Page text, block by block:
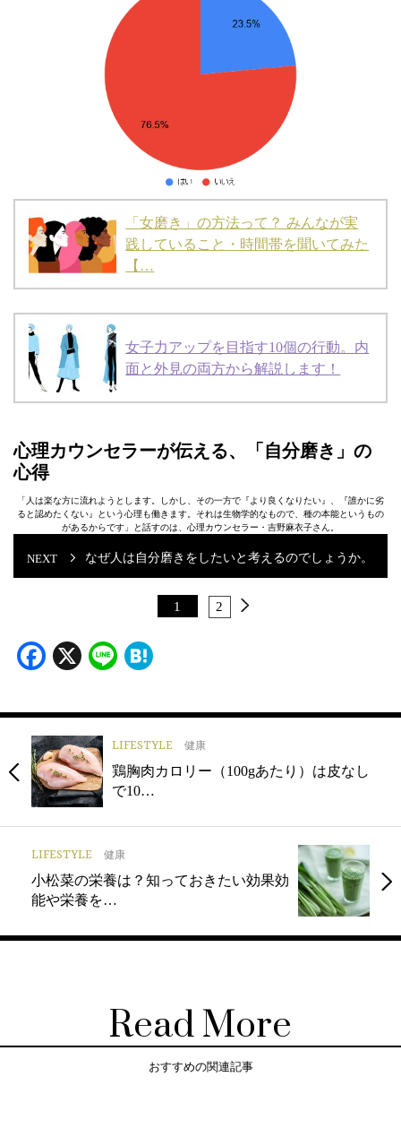
「女磨き」の方法って？ みんなが実
践していること・時間帯を聞いてみた
【…
女子力アップを目指す10個の行動。内
面と外見の両方から解説します！
心理カウンセラーが伝える、「自分磨き」の
心得
「人は楽な方に流れようとします。しかし、その一方で『より良くなりたい』、『誰かに劣
ると認めたくない』という心理も働きます。それは生物学的なもので、種の本能というもの
があるからです」と話すのは、心理カウンセラー・吉野麻衣子さん。
なぜ人は自分磨きをしたいと考えるのでしょうか。
1 2
Facebook
X Line
LIFESTYLE 健康
鶏胸肉カロリー（100gあたり）は皮なし
で10…
LIFESTYLE 健康
小松菜の栄養は？知っておきたい効果効
能や栄養を…
Read More
おすすめの関連記事